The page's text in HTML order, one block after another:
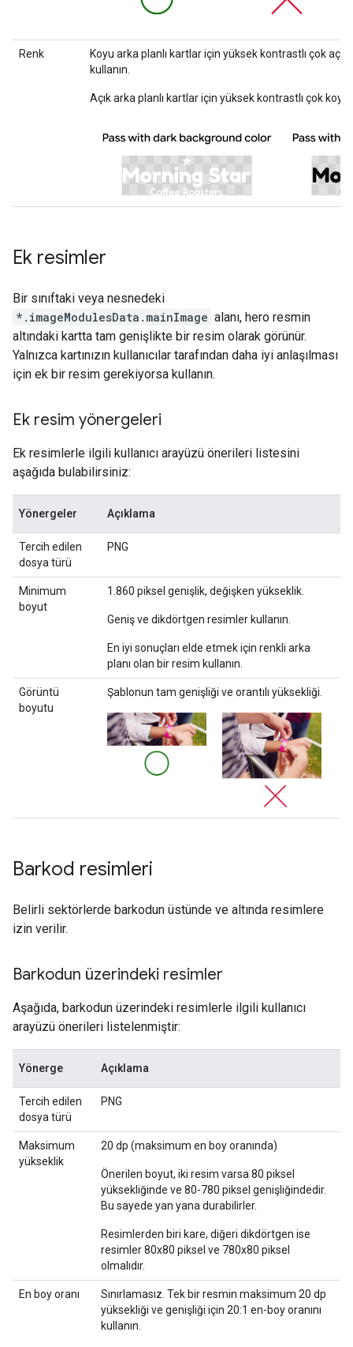
Renk
Koyu arka planlı kartlar için yüksek kontrastlı çok
kullanın.
Açık arka planlı kartlar için yüksek kontrastlı çok
Ek resimler
Bir sınıftaki veya nesnedeki
*.imageModulesData.mainImage alanı, hero resmin
altındaki kartta tam genişlikte bir resim olarak görünür.
Yalnızca kartınızın kullanıcılar tarafından daha iyi anlaşılması
için ek bir resim gerekiyorsa kullanın.
Ek resim yönergeleri
Ek resimlerle ilgili kullanıcı arayüzü önerileri listesini
aşağıda bulabilirsiniz:
Yönergeler Açıklama
Tercih edilen
dosya türü
PNG
Minimum
boyut
1.860 piksel genişlik, değişken yükseklik.
Geniş ve dikdörtgen resimler kullanın.
En iyi sonuçları elde etmek için renkli arka
planı olan bir resim kullanın.
Görüntü
boyutu
Şablonun tam genişliği ve orantılı yüksekliği.
Barkod resimleri
Belirli sektörlerde barkodun üstünde ve altında resimlere
izin verilir.
Barkodun üzerindeki resimler
Aşağıda, barkodun üzerindeki resimlerle ilgili kullanıcı
arayüzü önerileri listelenmiştir:
Yönerge Açıklama
Tercih edilen
dosya türü
PNG
Maksimum
yükseklik
20 dp (maksimum en boy oranında)
Önerilen boyut, iki resim varsa 80 piksel
yüksekliğinde ve 80-780 piksel genişliğindedir.
Bu sayede yan yana durabilirler.
Resimlerden biri kare, diğeri dikdörtgen ise
resimler 80x80 piksel ve 780x80 piksel
olmalıdır.
En boy oranı
Sınırlamasız. Tek bir resmin maksimum 20 dp
yüksekliği ve genişliği için 20:1 en-boy oranını
kullanın.